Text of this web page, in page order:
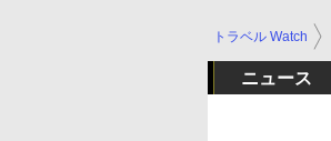
トラベル Watch
ニュース